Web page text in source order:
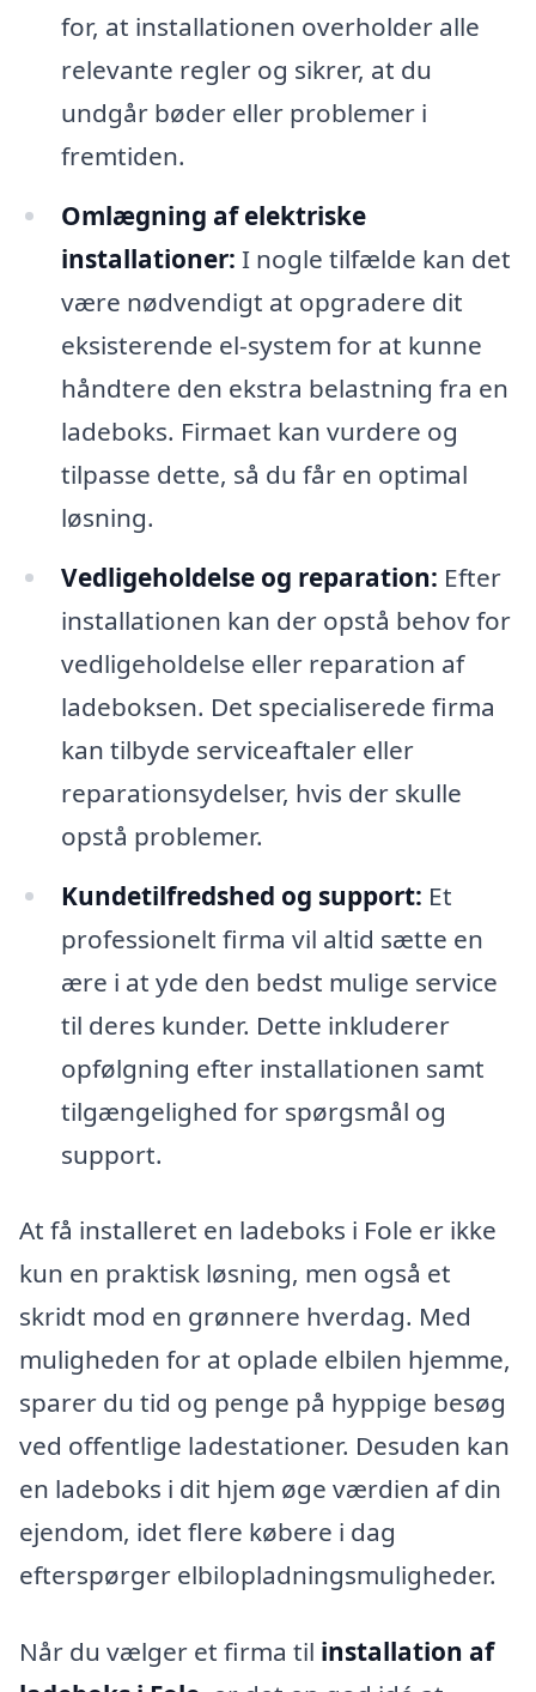
for, at installationen overholder alle
relevante regler og sikrer, at du
undgår bøder eller problemer i
fremtiden.
Omlægning af elektriske
installationer: I nogle tilfælde kan det
være nødvendigt at opgradere dit
eksisterende el-system for at kunne
håndtere den ekstra belastning fra en
ladeboks. Firmaet kan vurdere og
tilpasse dette, så du får en optimal
løsning.
Vedligeholdelse og reparation: Efter
installationen kan der opstå behov for
vedligeholdelse eller reparation af
ladeboksen. Det specialiserede firma
kan tilbyde serviceaftaler eller
reparationsydelser, hvis der skulle
opstå problemer.
Kundetilfredshed og support: Et
professionelt firma vil altid sætte en
ære i at yde den bedst mulige service
til deres kunder. Dette inkluderer
opfølgning efter installationen samt
tilgængelighed for spørgsmål og
support.
At få installeret en ladeboks i Fole er ikke
kun en praktisk løsning, men også et
skridt mod en grønnere hverdag. Med
muligheden for at oplade elbilen hjemme,
sparer du tid og penge på hyppige besøg
ved offentlige ladestationer. Desuden kan
en ladeboks i dit hjem øge værdien af din
ejendom, idet flere købere i dag
efterspørger elbilopladningsmuligheder.
Når du vælger et firma til installation af